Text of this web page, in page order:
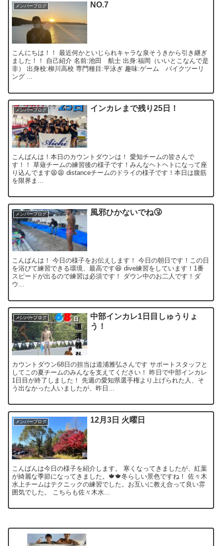
メンバーブログ NO.7
こんにちは！！ 最近何かといじられキャラな泉そうきから引き継ぎ
ました！！ 自己紹介 名前:池田 航士 出身:福岡（いいとこなんで是
非） 出身校:柳川高校 専門種目:平泳ぎ 趣味:ゲーム バイクツーリ
ング ...
メンバーブログ インカレまで残り25日！
こんばんは！本日のカウントダウンは！ 愛知チームの皆さんで
す！！ 草薙チームの練習後の様子です！みんなヘトヘトになって座
り込んでます😫😫 distanceチームのドライの様子です！本日は腹筋
を限界ま...
メンバーブログ 風邪ひかないでね🤧
こんばんは！ 今日の様子をお伝えします！ 今日の朝日です！この日
を浴びて練習できる環境、最高です😆 dive練習をしています！1番
スピードが出るので練習は必須です！ ダウン中のお二人です！ダ
ウ...
メンバーブログ
中部インカレ1日目しゅうりょ
う！
カウントダウン68日の担当は道浦雅弘さんです サポートスタッフと
してこの夏チームのみんなを支えてください！ 昨日で中部インカレ
1日目が終了しました！ 先週の愛知県選手権より上げられた人、そ
う出なかった人いましたが、昨日...
メンバーブログ 12月3日 火曜日
こんばんは今日の様子を紹介します。 寒くなってきましたが、紅葉
が綺麗な季節になってきました。🍁🍁冬らしい景色ですね！ 佐々木
水上チームはテクニックの練習でした。お互いに教え合って良い雰
囲気でした。 こちらも佐々木水...